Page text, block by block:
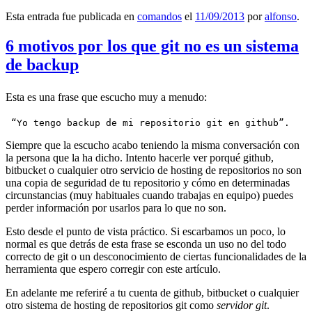
Esta entrada fue publicada en comandos el 11/09/2013 poralfonso.
6 motivos por los que git no es un sistema
de backup
Esta es una frase que escucho muy a menudo:
“Yo tengo backup de mi repositorio git en github”.
Siempre que la escucho acabo teniendo la misma conversación con
la persona que la ha dicho. Intento hacerle ver porqué github,
bitbucket o cualquier otro servicio de hosting de repositorios no son
una copia de seguridad de tu repositorio y cómo en determinadas
circunstancias (muy habituales cuando trabajas en equipo) puedes
perder información por usarlos para lo que no son.
Esto desde el punto de vista práctico. Si escarbamos un poco, lo
normal es que detrás de esta frase se esconda un uso no del todo
correcto de git o un desconocimiento de ciertas funcionalidades de la
herramienta que espero corregir con este artículo.
En adelante me referiré a tu cuenta de github, bitbucket o cualquier
otro sistema de hosting de repositorios git como servidor git.